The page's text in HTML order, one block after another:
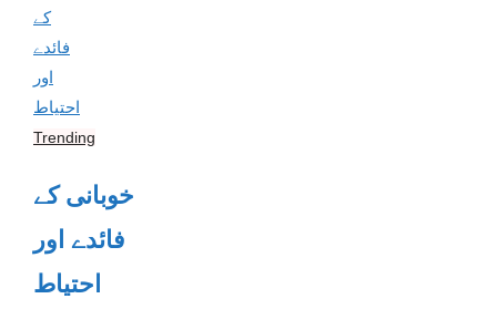
Trending
خوبانی کے
فائدے اور
احتیاط